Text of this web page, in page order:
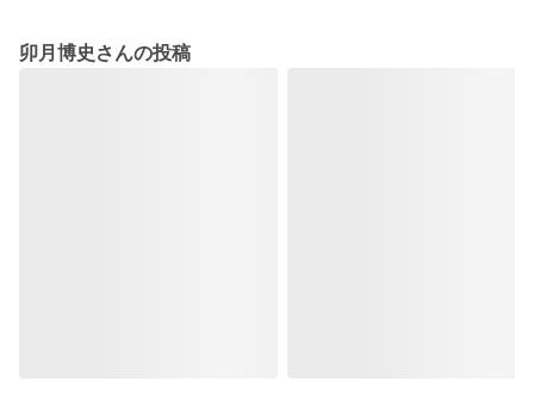
卯月博史さんの投稿